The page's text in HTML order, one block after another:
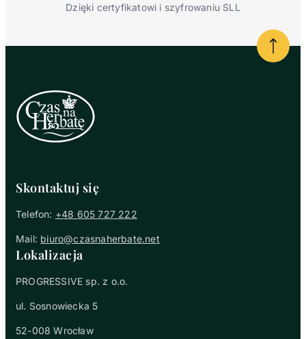
Dzięki certyfikatowi i szyfrowaniu SLL
Skontaktuj się
Telefon: +48 605 727 222
Mail: biuro@czasnaherbate.net
Lokalizacja
PROGRESSIVE sp. z o.o.
ul. Sosnowiecka 5
52-008 Wrocław